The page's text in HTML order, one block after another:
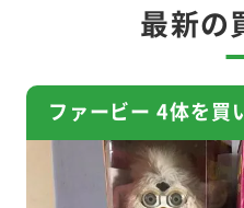
最新の
ファービー 4体を買